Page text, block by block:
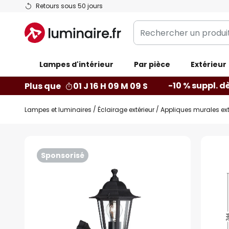
Retours sous 50 jours
Allez
contenu
Rechercher
un
catégorie...
Lampes d'intérieur Par pièce Extérieur
Plus que 01 J 16 H 09 M 08 S -10 % suppl.
Lampes et luminaires Éclairage extérieur Appliques murales
Sponsorisé